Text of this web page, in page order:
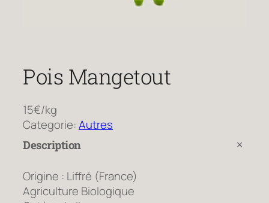
Pois Mangetout
15€/kg
Categorie:Autres
Description
Origine : Liffré (France)
Agriculture Biologique